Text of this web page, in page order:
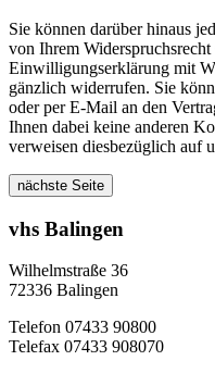
Sie können darüber hinaus
von Ihrem
Einwilligungserklärung mit
gänzlich widerrufen. Sie
oder per E-Mail an den
Ihnen dabei keine anderen
verweisen diesbezüglich auf
nächste Seite
vhs Balingen
Wilhelmstraße 36
72336 Balingen
Telefon 07433 90800
Telefax 07433 908070